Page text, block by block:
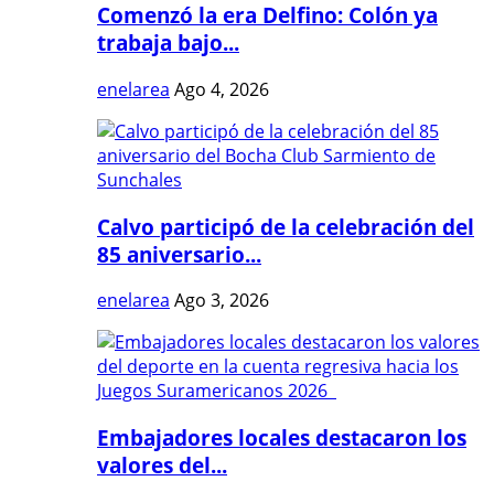
Comenzó la era Delfino: Colón ya
trabaja bajo...
enelarea Ago 4, 2026
Calvo participó de la celebración del
85 aniversario...
enelarea Ago 3, 2026
Embajadores locales destacaron los
valores del...